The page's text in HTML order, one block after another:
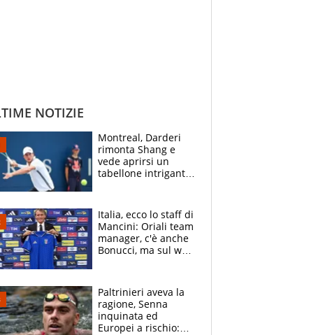
NOTIZIE
Montreal, Darderi
rimonta Shang e
vede aprirsi un
tabellone intrigante:
felice del mio livello"
Italia, ecco lo staff di
Mancini: Oriali team
manager, c'è anche
Bonucci, ma sul web
Paltrinieri aveva la
ragione, Senna
inquinata ed
Europei a rischio: